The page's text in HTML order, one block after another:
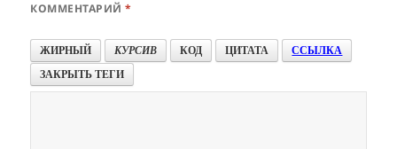
КОММЕНТАРИЙ*
ЖИРНЫЙ КУРСИВ КОД ЦИТАТА
ССЫЛКА
ЗАКРЫТЬ ТЕГИ